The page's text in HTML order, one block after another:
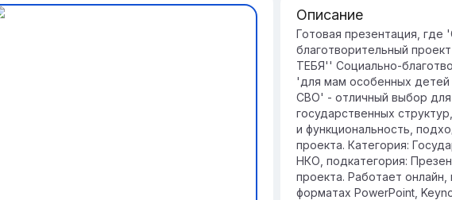
Введение в проект:
Проект направлен на
инновационных решений
качества жизни и
в различных областях.
Основные задачи
разработку и внедрение
способствующих
улучшению социально-
условий.
Описание
Готовая презентация, где
благотворительный
ТЕБЯ'' Социально-
'для мам особенных детей
СВО' - отличный выбор
государственных
и функциональность,
проекта. Категория:
НКО, подкатегория:
проекта. Работает онлайн,
форматах PowerPoint,